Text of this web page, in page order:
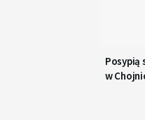
Posypią
w